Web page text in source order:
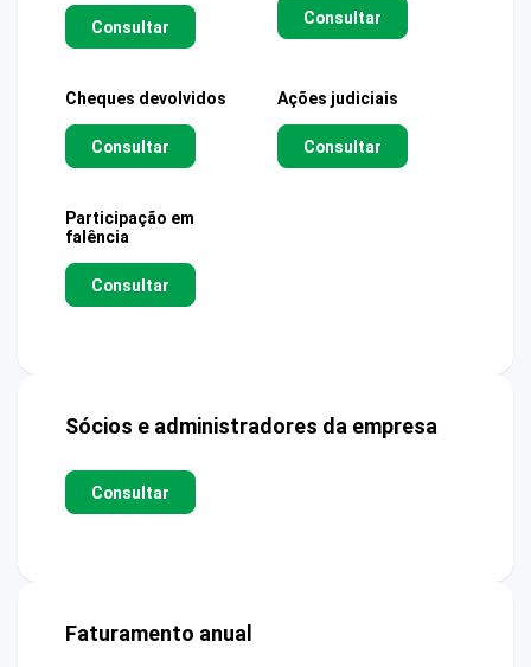
Consultar Consultar
Cheques devolvidos
Consultar
Ações judiciais
Consultar
Participação em
falência
Consultar
Sócios e administradores da empresa
Consultar
Faturamento anual